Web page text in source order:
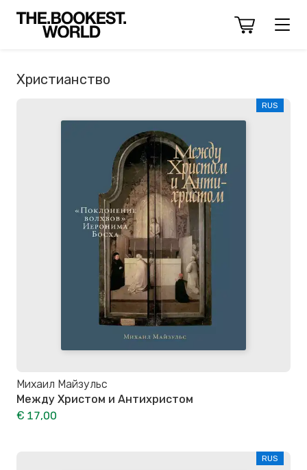
Христианство
RUS
Михаил Майзульс
Между Христом и Антихристом
€ 17,00
RUS